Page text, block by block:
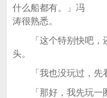
什么船都有。」冯
涛很熟悉。
「这个特别快吧，
头。
「我也没玩过，先看
「那好，我先玩一圈